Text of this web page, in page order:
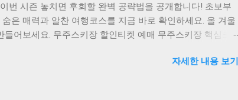
경우 원하는 차량만 선택해서 연납 신청이 가능합니다. 결
번 시즌 놓치면 후회할 완벽 공략법을 공개합니다! 초보부
은 매력과 알찬 여행코스를 지금 바로 확인하세요. 올 겨울
어보세요. 무주스키장 할인티켓 예매 무주스키장 핵심코
작, 야간스키는 오후 10시까지 즐길 수 있어 하루 종일 스키
자세한 내용 보기